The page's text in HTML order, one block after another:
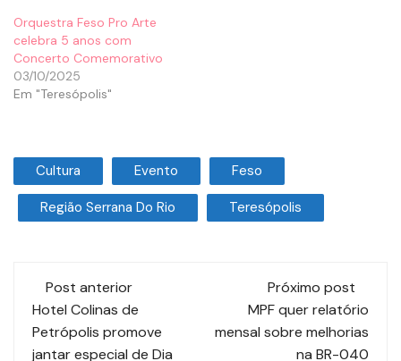
Orquestra Feso Pro Arte
celebra 5 anos com
Concerto Comemorativo
03/10/2025
Em "Teresópolis"
Cultura Evento Feso
Região Serrana Do Rio Teresópolis
Post anterior
Hotel Colinas de
Petrópolis promove
jantar especial de Dia
Próximo post
MPF quer relatório
mensal sobre melhorias
na BR-040